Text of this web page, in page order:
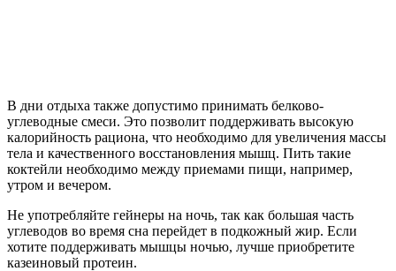
В дни отдыха также допустимо принимать белково-
углеводные смеси. Это позволит поддерживать высокую
калорийность рациона, что необходимо для увеличения массы
тела и качественного восстановления мышц. Пить такие
коктейли необходимо между приемами пищи, например,
утром и вечером.
Не употребляйте гейнеры на ночь, так как большая часть
углеводов во время сна перейдет в подкожный жир. Если
хотите поддерживать мышцы ночью, лучше приобретите
казеиновый протеин.